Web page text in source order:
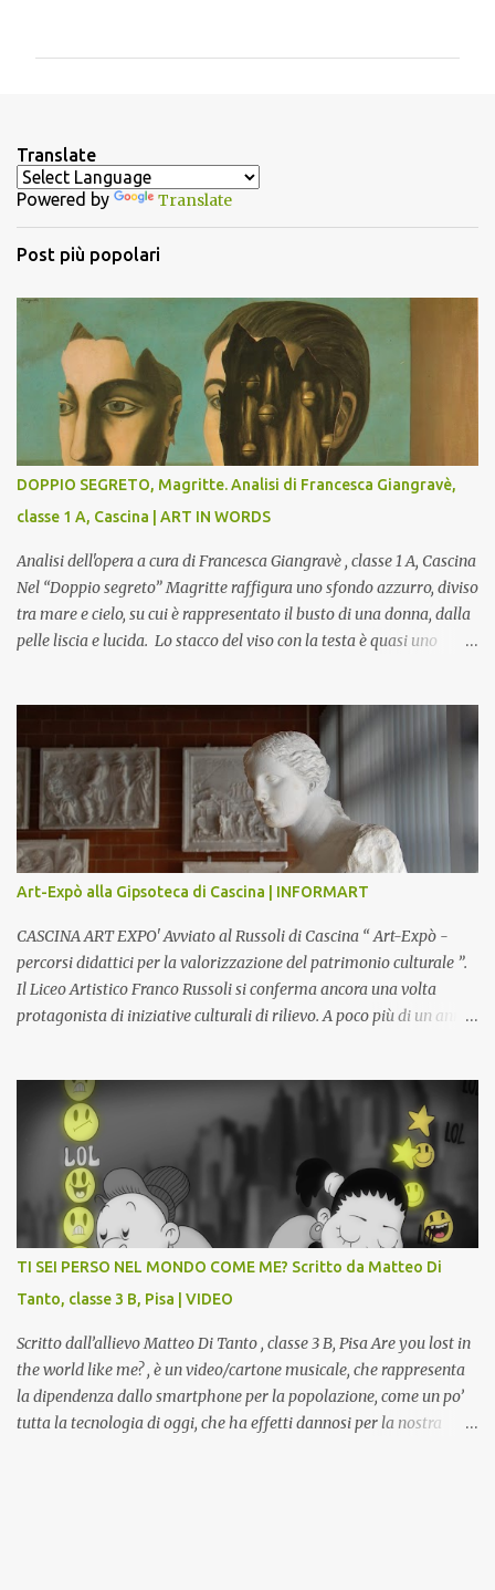
t
i
Translate
Powered by Translate
Post più popolari
DOPPIO SEGRETO, Magritte. Analisi di Francesca Giangravè,
classe 1 A, Cascina | ART IN WORDS
Analisi dell'opera a cura di Francesca Giangravè , classe 1 A, Cascina
Nel “Doppio segreto” Magritte raffigura uno sfondo azzurro, diviso
tra mare e cielo, su cui è rappresentato il busto di una donna, dalla
pelle liscia e lucida. Lo stacco del viso con la testa è quasi uno
un motivo che Magritte propone frequentemente nelle sue opere,
che in questo caso assumono un aspetto minaccioso, come se si
trattasse di un qualcosa di malinconico, sia per il colore che per la
consistenza del materiale. L’enigma che reca l’immagine, un volto
staccato, con uno sguardo fisso, il cui non si capisce se esso è un
uomo una donna, con l’espressione rigida. Magritte, il maestro
dello straniamento della visione, costruisce un’immagine tanto
meticolosa e nitida quanto assurda e inquietante. Uno
sdoppiamento del soggetto come spesso a...
Art-Expò alla Gipsoteca di Cascina | INFORMART
CASCINA ART EXPO' Avviato al Russoli di Cascina “ Art-Expò -
percorsi didattici per la valorizzazione del patrimonio culturale ”.
Il Liceo Artistico Franco Russoli si conferma ancora una volta
protagonista di iniziative culturali di rilievo. A poco più di un anno
valorizzazione del patrimonio storico artistico dell’ex Istituto
d’Arte, finanziato dal Miur a valere sui Bandi PON, che trasformerà
la Gipsoteca in un laboratorio didattico.Venti ragazzi del Liceo
potranno studiare e riscoprire: i Gessi storici dell’ex-Istituto d’Arte,
attualmente musealizzati nella Gipsoteca della Biblioteca
Comunale "Peppino Impastato" di Cascina. Quadri, disegni,
progetti di arredamento e di mobili, intarsi ed intagli lignei
da allievi e studenti dell’Istituto d’Arte durante il...
TI SEI PERSO NEL MONDO COME ME? Scritto da Matteo Di
Tanto, classe 3 B, Pisa | VIDEO
Scritto dall’allievo Matteo Di Tanto , classe 3 B, Pisa Are you lost in
the world like me? , è un video/cartone musicale, che rappresenta
la dipendenza dallo smartphone per la popolazione, come un po’
tutta la tecnologia di oggi, che ha effetti dannosi per la nostra